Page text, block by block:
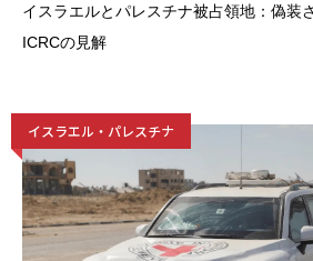
イスラエルとパレスチナ被占領地：偽装
ICRCの見解
イスラエル・パレスチナ